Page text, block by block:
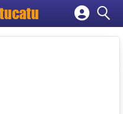
empresa